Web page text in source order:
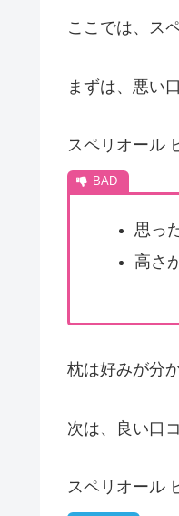
ここでは、ス
まずは、悪い
スペリオール
思っ
高さ
枕は好みが分
次は、良い口
スペリオール